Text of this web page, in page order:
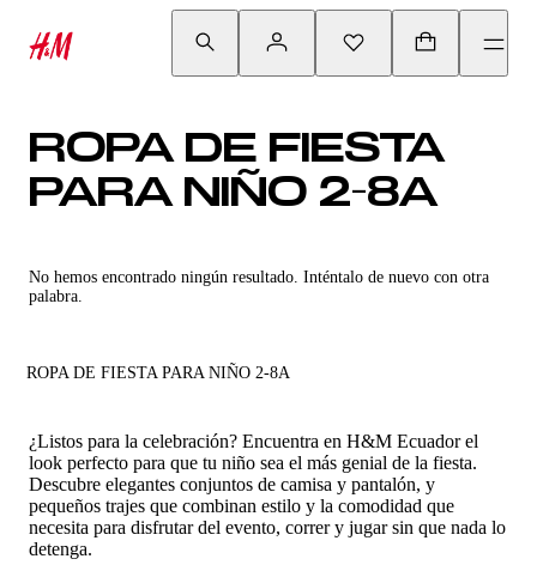
ROPA DE FIESTA
PARA NIÑO 2-8A
No hemos encontrado ningún resultado. Inténtalo de nuevo con otra
palabra.
ROPA DE FIESTA PARA NIÑO 2-8A
¿Listos para la celebración? Encuentra en H&M Ecuador el
look perfecto para que tu niño sea el más genial de la fiesta.
Descubre elegantes conjuntos de camisa y pantalón, y
pequeños trajes que combinan estilo y la comodidad que
necesita para disfrutar del evento, correr y jugar sin que nada lo
detenga.